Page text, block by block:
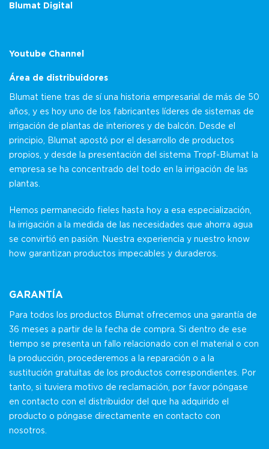
Blumat Digital
Youtube Channel
Área de distribuidores
Blumat tiene tras de sí una historia empresarial de más de 50
años, y es hoy uno de los fabricantes líderes de sistemas de
irrigación de plantas de interiores y de balcón. Desde el
principio, Blumat apostó por el desarrollo de productos
propios, y desde la presentación del sistema Tropf-Blumat la
empresa se ha concentrado del todo en la irrigación de las
plantas.
Hemos permanecido fieles hasta hoy a esa especialización,
la irrigación a la medida de las necesidades que ahorra agua
se convirtió en pasión. Nuestra experiencia y nuestro know
how garantizan productos impecables y duraderos.
GARANTÍA
Para todos los productos Blumat ofrecemos una garantía de
36 meses a partir de la fecha de compra. Si dentro de ese
tiempo se presenta un fallo relacionado con el material o con
la producción, procederemos a la reparación o a la
sustitución gratuitas de los productos correspondientes. Por
tanto, si tuviera motivo de reclamación, por favor póngase
en contacto con el distribuidor del que ha adquirido el
producto o póngase directamente en contacto con
nosotros.